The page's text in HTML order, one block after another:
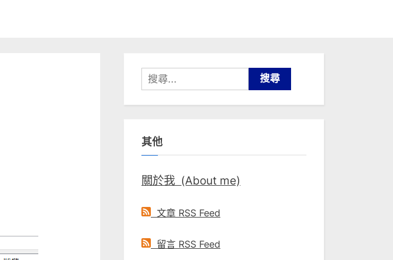
搜
尋
關
字:
其他
關於我 (About me)
文章 RSS Feed
留言 RSS Feed